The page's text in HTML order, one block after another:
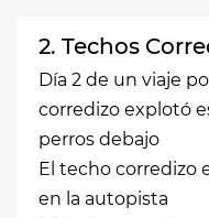
2. Techos
Día 2 de un viaje
corredizo explotó
perros debajo
El techo corredizo
en la autopista